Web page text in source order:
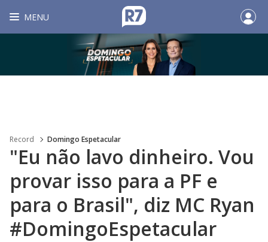
MENU
Record Domingo Espetacular
"Eu não lavo dinheiro. Vou
provar isso para a PF e
para o Brasil", diz MC Ryan
#DomingoEspetacular